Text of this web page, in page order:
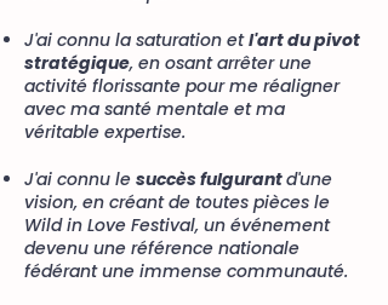
J'ai connu la saturation etl'art du pivot
stratégique, en osant arrêter une
activité florissante pour me réaligner
avec ma santé mentale et ma
véritable expertise.
J'ai connu le succès fulgurantd'une
vision, en créant de toutes pièces le
Wild in Love Festival, un événement
devenu une référence nationale
fédérant une immense communauté.